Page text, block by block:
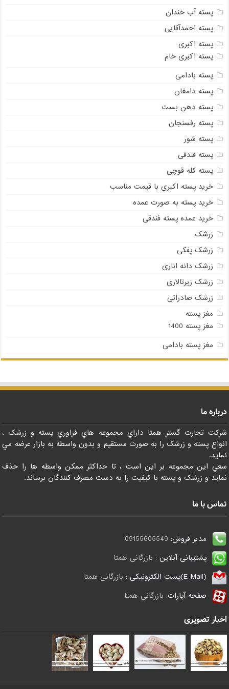
پسته آب خندان
پسته احمدآقایی
پسته اکبری
پسته اکبری خام
پسته بادامی
پسته دامغان
پسته دهن بست
پسته رفسنجان
پسته شور
پسته فندقی
پسته کله قوچی
خرید پسته اکبری با قیمت مناسب
خرید پسته به صورت عمده
خرید عمده پسته فندقی
زرشک
زرشک پفکی
زرشک دانه اناری
زرشک زیرتالاری
زرشک صادراتی
مغز پسته
مغز پسته 1400
مغز پسته بادامی
درباره ما
شرکت تجارت گستر همتا داراي مجموعه هاي فراوري پسته و زرشک ،
انواع پسته و زرشک را به صورت مستقيم و بدون واسطه به بازار عرضه مي
نمايد.
سعي اين مجموعه بر اين است ، تا حداکثر ممکن واسطه ها را حذف
نمايد و زرشک و پسته با کيفيت را به دست مصرف کنندگان برساند.
تماس با ما
مدیر فروش: 09155605549
پشتیبانی آنلاین : بازرگانی همتا
(E-Mail)پست الکترونیکی :
بازرگانی همتا
صفحه آپارات: بازرگانی همتا
اخبار تصویری